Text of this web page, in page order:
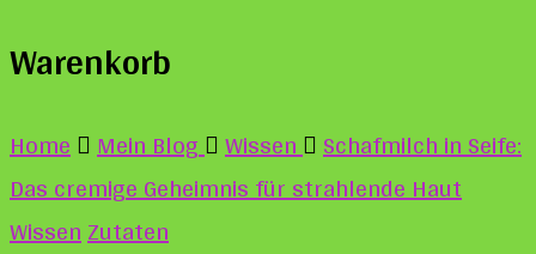
Warenkorb
Home Mein Blog Wissen Schafmilch in Seife:
Das cremige Geheimnis für strahlende Haut
WissenZutaten